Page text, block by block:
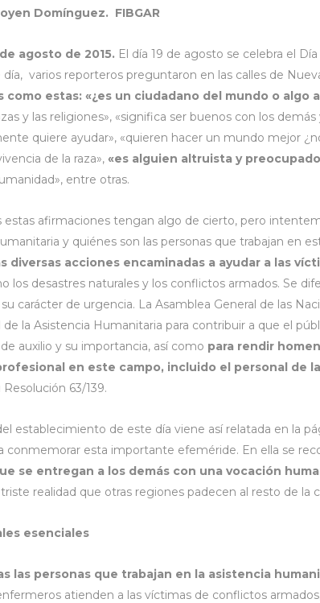
Domínguez. FIBGAR
agosto de 2015. El día 19 de agosto se celebra el
día, varios reporteros preguntaron en las calles de
como estas: «¿es un ciudadano del mundo o algo
y las religiones», «significa ser buenos con los
quiere ayudar», «quieren hacer un mundo mejor
de la raza», «es alguien altruista y
entre otras.
estas afirmaciones tengan algo de cierto, pero
y quiénes son las personas que trabajan en
diversas acciones encaminadas a ayudar a las
los desastres naturales y los conflictos armados. Se
carácter de urgencia. La Asamblea General de las
de la Asistencia Humanitaria para contribuir a que el
auxilio y su importancia, así como para rendir
en este campo, incluido el personal de
63/139.
establecimiento de este día viene así relatada en la
conmemorar esta importante efeméride. En ella se
se entregan a los demás con una vocación
triste realidad que otras regiones padecen al resto de la
esenciales
las personas que trabajan en la asistencia
atienden a las víctimas de conflictos